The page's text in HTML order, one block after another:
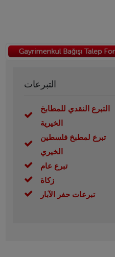
التبرعات
التبرع النقدي للمطابخ
الخيرية
تبرع لمطبخ فلسطين
الخيري
تبرع عام
زكاة
تبرعات حفر الآبار